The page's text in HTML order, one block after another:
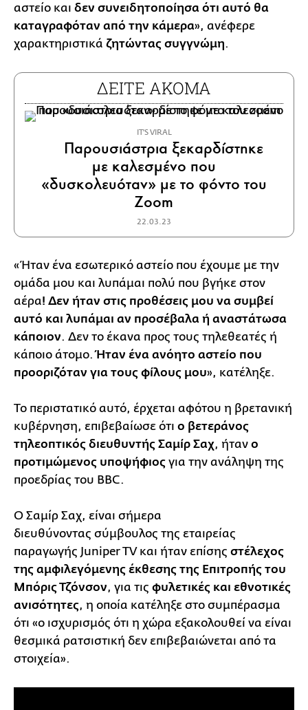
αστείο και δεν συνειδητοποίησα ότι αυτό θα
καταγραφόταν από την κάμερα», ανέφερε
χαρακτηριστικά ζητώντας συγγνώμη.
ΔΕΙΤΕ ΑΚΟΜΑ
IT'S VIRAL
Παρουσιάστρια ξεκαρδίστηκε
με καλεσμένο που
«δυσκολευόταν» με το φόντο του
Zoom
22.03.23
«Ήταν ένα εσωτερικό αστείο που έχουμε με την
ομάδα μου και λυπάμαι πολύ που βγήκε στον
αέρα! Δεν ήταν στις προθέσεις μου να συμβεί
αυτό και λυπάμαι αν προσέβαλα ή αναστάτωσα
κάποιον. Δεν το έκανα προς τους τηλεθεατές ή
κάποιο άτομο.Ήταν ένα ανόητο αστείο που
προοριζόταν για τους φίλους μου», κατέληξε.
Το περιστατικό αυτό, έρχεται αφότου η βρετανική
κυβέρνηση, επιβεβαίωσε ότι ο βετεράνος
τηλεοπτικός διευθυντής Σαμίρ Σαχ, ήταν ο
προτιμώμενος υποψήφιος για την ανάληψη της
προεδρίας του BBC.
Ο Σαμίρ Σαχ, είναι σήμερα
διευθύνοντας σύμβουλος της εταιρείας
παραγωγής Juniper TV και ήταν επίσης στέλεχος
της αμφιλεγόμενης έκθεσης της Επιτροπής του
Μπόρις Τζόνσον, για τις φυλετικές και εθνοτικές
ανισότητες, η οποία κατέληξε στο συμπέρασμα
ότι «ο ισχυρισμός ότι η χώρα εξακολουθεί να είναι
θεσμικά ρατσιστική δεν επιβεβαιώνεται από τα
στοιχεία».